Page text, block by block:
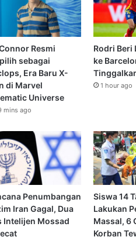
Resmi
sebagai
Era Baru X-
di Marvel
Universe
mins ago
Rodri Beri
ke
1 hour ago
Penumbangan
Iran Gagal, Dua
Intelijen Mossad
Siswa 14
Lakukan
Massal, 6
Korban